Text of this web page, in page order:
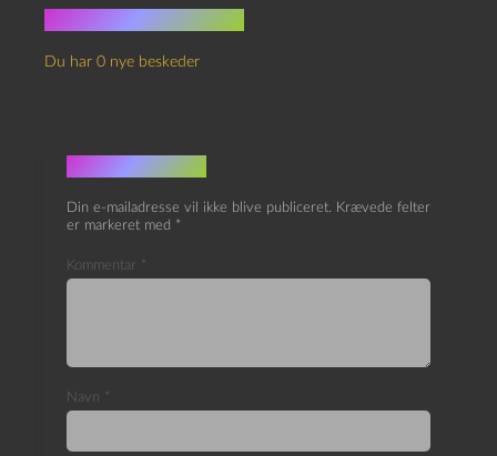
Du har 0 nye beskeder
Skriv et svar
Din e-mailadresse vil ikke blive publiceret. Krævede felter
er markeret med *
Kommentar *
Navn *